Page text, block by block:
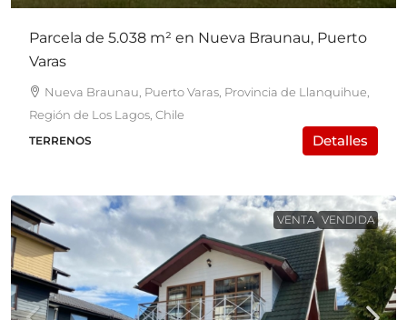
Parcela de 5.038 m² en Nueva Braunau, Puerto
Varas
Nueva Braunau, Puerto Varas, Provincia de Llanquihue,
Región de Los Lagos, Chile
TERRENOS Detalles
VENTA VENDIDA